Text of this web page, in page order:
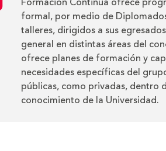
formal, por medio de
talleres, dirigidos a sus
general en distintas áreas del
ofrece planes de formación y
necesidades específicas del
públicas, como privadas, dentro
conocimiento de la Universidad.